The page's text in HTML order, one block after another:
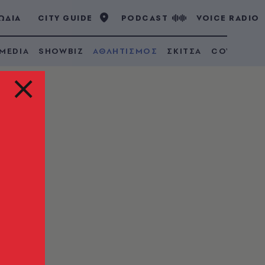
CITY GUIDE PODCAST VOICE RADIO
SHOWBIZ ΑΘΛΗΤΙΣΜΟΣ ΣΚΙΤΣΑ COVID 19